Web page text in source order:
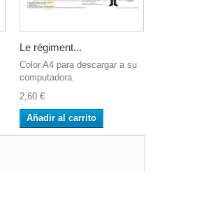
Le régiment...
Color A4 para descargar a su
computadora.
2,60 €
Añadir al carrito